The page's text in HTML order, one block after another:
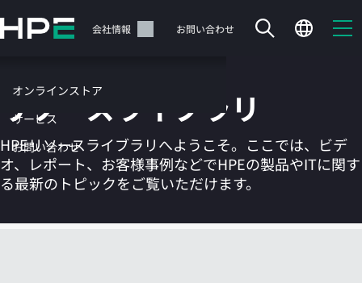
イ
テ
ツ
に
ス
ッ
サポート 会社情報 お問い合わせ
オンラインストア
サービス
お問い合わせ
カートは空です
リソースライブラリ
HPEリソースライブラリへようこそ。ここでは、ビデ
オ、レポート、お客様事例などでHPEの製品やITに関す
る最新のトピックをご覧いただけます。